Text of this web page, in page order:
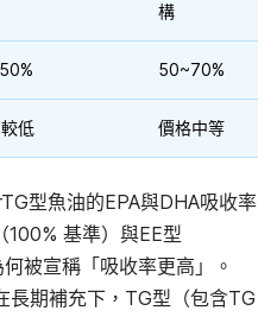
構
50~70%
低 價格中等
型魚油的EPA與DHA吸收率
基準）與EE型
被宣稱「吸收率更高」。
長期補充下，TG型（包含TG